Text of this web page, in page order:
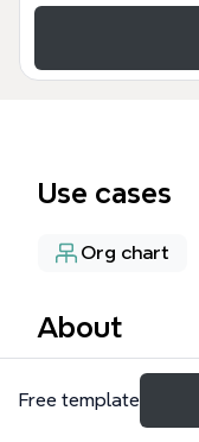
Use cases
Org chart
About
El Organigrama
detallada
Free template